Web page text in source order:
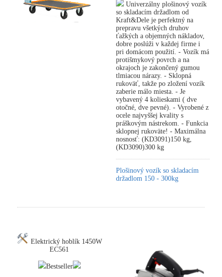
Univerzálny plošinový vozík
so skladacím držadlom od
Kraft&Dele je perfektný na
prepravu všetkých druhov
ťažkých a objemných nákladov,
dobre poslúži v každej firme i
pri domácom použití. - Vozík má
protišmykový povrch a na
okrajoch je zakončený gumou
tlmiacou nárazy. - Sklopná
rukoväť, takže po zložení vozík
zaberie málo miesta. - Je
vybavený 4 kolieskami ( dve
otočné, dve pevné). - Vyrobené z
ocele najvyššej kvality s
práškovým nástrekom. - Funkcia
sklopnej rukoväte! - Maximálna
nosnosť: (KD3091)150 kg,
(KD3090)300 kg
Plošinový vozík so skladacím
držadlom 150 - 300kg
Elektrický hoblík 1450W
EC561
Bestseller